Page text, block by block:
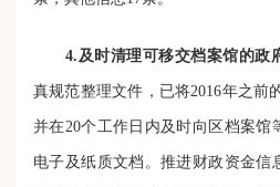
4.及时清理可移交档案馆的政
真规范整理文件，已将2016年之前
并在20个工作日内及时向区档案馆
电子及纸质文档。推进财政资金信